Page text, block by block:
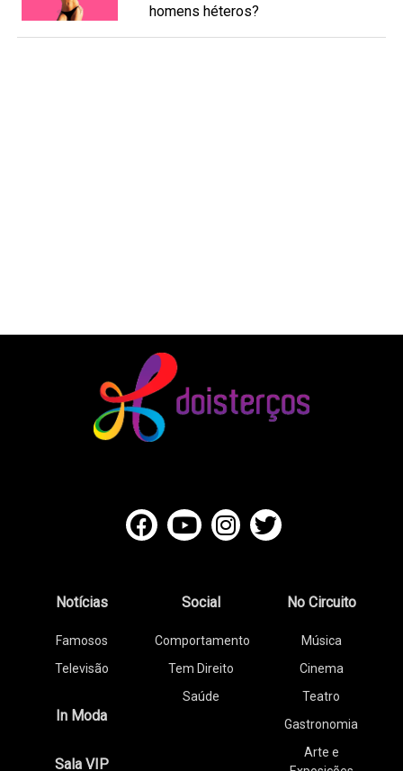
homens héteros?
Notícias
Famosos
Televisão
In Moda
Sala VIP
Social
Comportamento
Tem Direito
Saúde
No Circuito
Música
Cinema
Teatro
Gastronomia
Arte e